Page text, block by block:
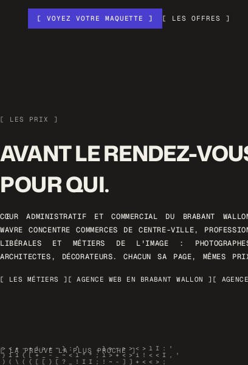
[ VOYEZ VOTRE MAQUETTE ] [ LES OFFRES ]
[ LES PRIX ]
AVANT LE RENDEZ-
POUR QUI.
CŒUR ADMINISTRATIF ET COMMERCIAL DU BRABANT
WAVRE CONCENTRE COMMERCES DE CENTRE-VILLE,
LIBÉRALES ET MÉTIERS DE L'IMAGE :
ARCHITECTES, DÉCORATEURS. CHACUN SA PAGE, MÊMES
[ LES MÉTIERS ] [ AGENCE WEB EN BRABANT WALLON ] [
[ LA PREUVE LA PLUS PROCHE ]